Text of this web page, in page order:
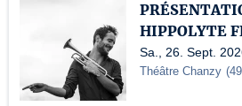
HIPPOLYTE
Sa., 26. Sept.
Théâtre Chanzy (